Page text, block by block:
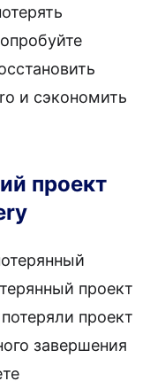
и сэкономить
проект
проект
проект
завершения